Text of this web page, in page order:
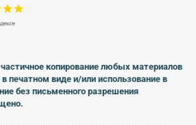
копирование любых материалов
в печатном виде и/или использование в
без письменного разрешения